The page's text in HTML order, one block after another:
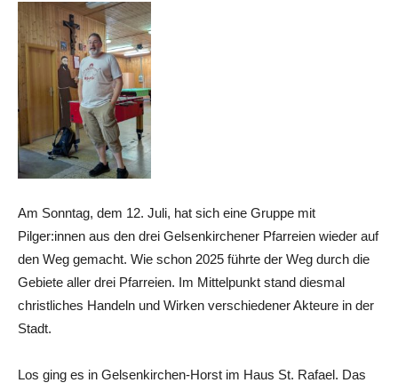
Am Sonntag, dem 12. Juli, hat sich eine Gruppe mit
Pilger:innen aus den drei Gelsenkirchener Pfarreien wieder auf
den Weg gemacht. Wie schon 2025 führte der Weg durch die
Gebiete aller drei Pfarreien. Im Mittelpunkt stand diesmal
christliches Handeln und Wirken verschiedener Akteure in der
Stadt.
Los ging es in Gelsenkirchen-Horst im Haus St. Rafael. Das